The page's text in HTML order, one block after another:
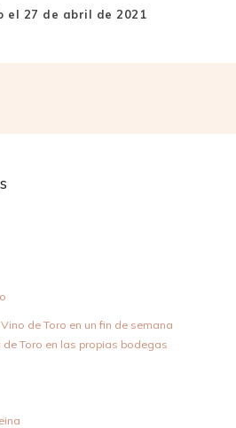
el 27 de abril de 2021
de Toro en un fin de semana
de Toro en las propias bodegas